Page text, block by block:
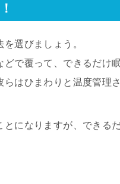
選びましょう。
で覆って、できるだけ
らはひまわりと温度管理
になりますが、できる